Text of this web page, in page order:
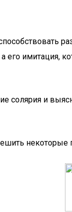
имитация,
солярия и
некоторые